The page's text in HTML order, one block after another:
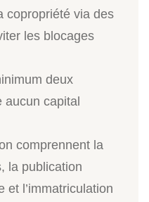
copropriété via des
les blocages
deux
aucun capital
comprennent la
la publication
et l’immatriculation